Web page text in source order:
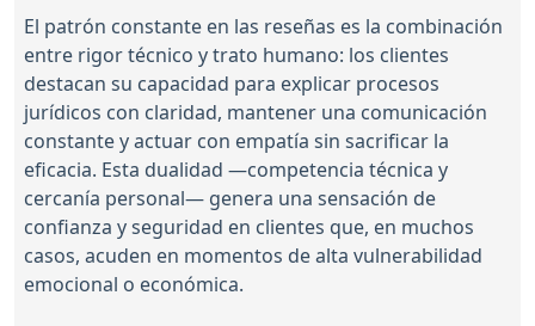
El patrón constante en las reseñas es la combinación
entre rigor técnico y trato humano: los clientes
destacan su capacidad para explicar procesos
jurídicos con claridad, mantener una comunicación
constante y actuar con empatía sin sacrificar la
eficacia. Esta dualidad —competencia técnica y
cercanía personal— genera una sensación de
confianza y seguridad en clientes que, en muchos
casos, acuden en momentos de alta vulnerabilidad
emocional o económica.